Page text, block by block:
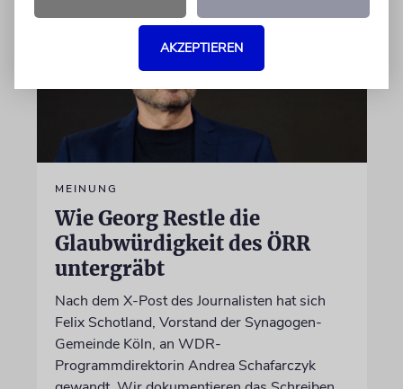
MEINUNG
Wie Georg Restle die
Glaubwürdigkeit des ÖRR
untergräbt
Nach dem X-Post des Journalisten hat sich
Felix Schotland, Vorstand der Synagogen-
Gemeinde Köln, an WDR-
Programmdirektorin Andrea Schafarczyk
AKZEPTIEREN